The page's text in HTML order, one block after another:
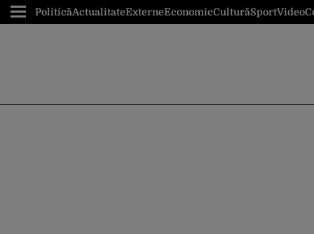
PoliticăActualitateExterneEconomicCulturăSportVideo